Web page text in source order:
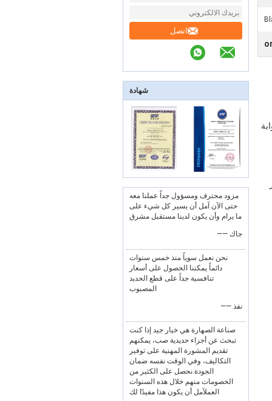
اتصل
شهادة
مزود محترف ومسؤول جداً عملنا معه
حتى الآن آمل أن يسير كل شيء على
ما يرام وأن يكون لدينا مستقبل مشرق
—— جاك
نحن نعمل سوياً منذ خمس سنوات
دائماً يمكننا الحصول على أسعار
تنافسية جداً على قطع الحديد
المصبوب
—— نفذ
صناعة الصهارة هي خيار جيد إذا كنت
تبحث عن أجزاء حديدية صب، يمكنهم
تقديم المشورة المهنية على توفير
التكاليف، وفي الوقت نفسه ضمان
الجودة.نحصل على الكثير من
الخصومات منهم خلال هذه السنوات
العملآمل أن يكون هذا مفيدًا لك